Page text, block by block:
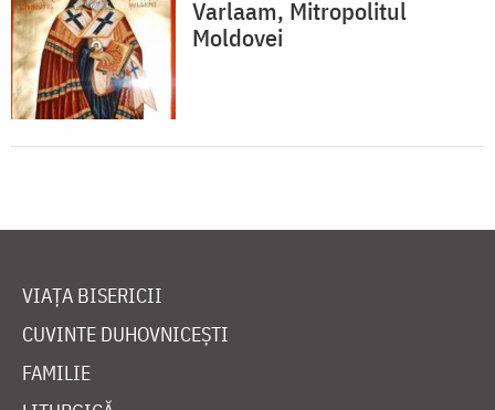
Varlaam, Mitropolitul
Moldovei
VIAȚA BISERICII
CUVINTE DUHOVNICEȘTI
FAMILIE